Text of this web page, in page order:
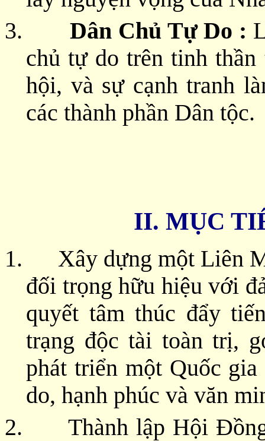
3.
Dân Chủ Tự Do :
chủ tự do trên tinh
hội, và sự cạnh tranh
các thành phần Dân tộc.
II. MỤC
1. Xây dựng một Liên
đối trọng hữu hiệu với
quyết tâm thúc đẩy
trạng độc tài toàn trị,
phát triển một Quốc
do, hạnh phúc và văn
2. Thành lập Hội Đồng